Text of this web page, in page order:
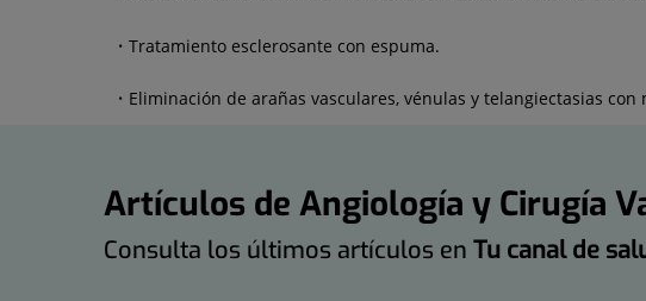
Tratamiento esclerosante con espuma.
Eliminación de arañas vasculares, vénulas y telangiectasias con
Artículos de Angiología y Cirugía
Consulta los últimos artículos en Tu canal de